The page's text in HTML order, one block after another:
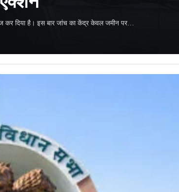
कर दिया है। इस बार जांच का केंद्र केवल जमीन पर…